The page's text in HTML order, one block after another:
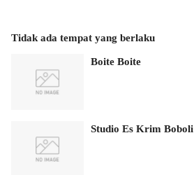
Tidak ada tempat yang berlaku
Boite Boite
Studio Es Krim Boboli